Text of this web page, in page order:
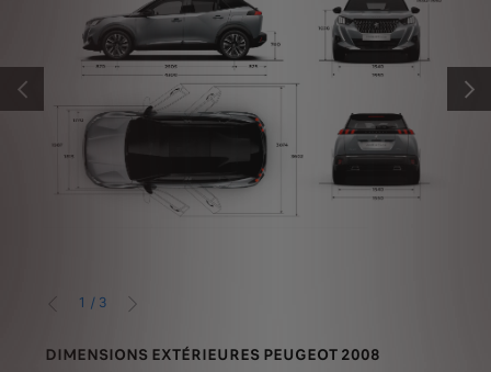
PRÉCÉDENT
1 / 3
DIMENSIONS EXTÉRIEURES PEUGEOT 2008